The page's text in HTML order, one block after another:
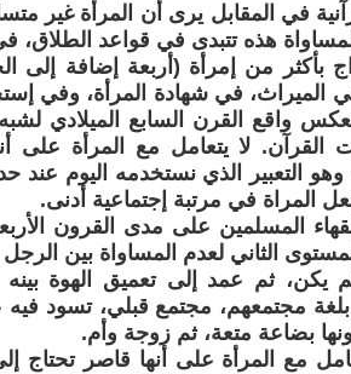
في المقابل يرى أن المرأة غير
هذه تتبدى في قواعد الطلاق،
بأكثر من إمرأة (أربعة إضافة إلى
الميراث، في شهادة المرأة، وفي
واقع القرن السابع الميلادي لشبه
القرآن. لا يتعامل مع المرأة على
وهو التعبير الذي نستخدمه اليوم عند
في مرتبة إجتماعية أدنى.
المسلمين على مدى القرون
الثاني لعدم المساواة بين الرجل
يكن، ثم عمد إلى تعميق الهوة بينه
بلغة مجتمعهم، مجتمع قبلي، تسود فيه
بضاعة متعة، ثم زوجة وأم.
مع المرأة على أنها قاصر تحتاج